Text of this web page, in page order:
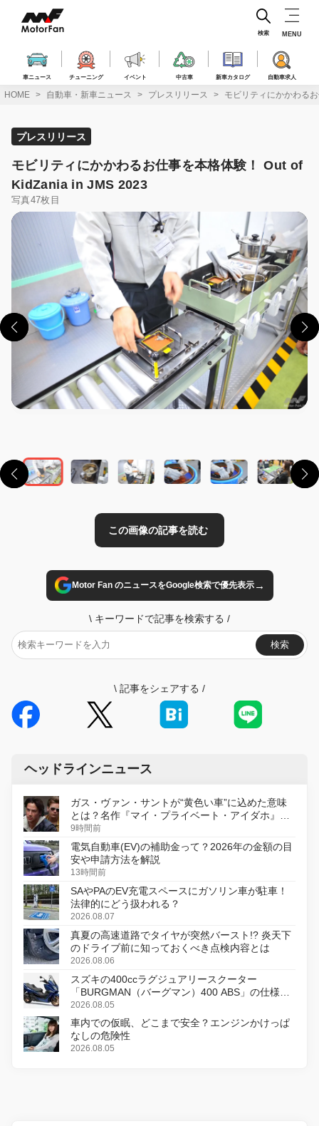
ス
車ニュース チューニング イベント 中古車 新車カタログ 自動車求人
検索 MENU
HOME 自動車・新車ニュース プレスリリース モビリティにかかわる
プレスリリース
モビリティにかかわるお仕事を本格体験！ Out of
KidZania in JMS 2023
写真47枚目
Motor Fan のニュースをGoogle検索で優先表示→
\ キーワードで記事を検索する /
検索
\ 記事をシェアする /
ヘッドラインニュース
ガス・ヴァン・サントが“黄色い車”に込めた意味
とは？名作『マイ・プライベート・アイダホ』が
初のデジタルリマスター版で復活
9時間前
電気自動車(EV)の補助金って？2026年の金額の目
安や申請方法を解説
13時間前
SAやPAのEV充電スペースにガソリン車が駐車！
法律的にどう扱われる？
2026.08.07
真夏の高速道路でタイヤが突然バースト!? 炎天下
のドライブ前に知っておくべき点検内容とは
2026.08.06
スズキの400ccラグジュアリースクーター
「BURGMAN（バーグマン）400 ABS」の仕様を
変更し、8月18日に発売
2026.08.05
車内での仮眠、どこまで安全？エンジンかけっぱ
なしの危険性
2026.08.05